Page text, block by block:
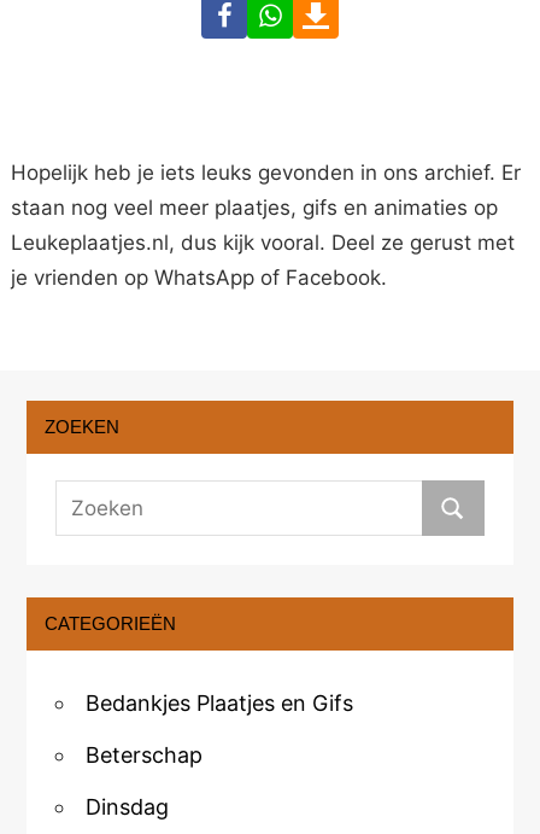
FacebookWhatsApp
Hopelijk heb je iets leuks gevonden in ons archief. Er
staan nog veel meer plaatjes, gifs en animaties op
Leukeplaatjes.nl, dus kijk vooral. Deel ze gerust met
je vrienden op WhatsApp of Facebook.
ZOEKEN
CATEGORIEËN
Bedankjes Plaatjes en Gifs
Beterschap
Dinsdag